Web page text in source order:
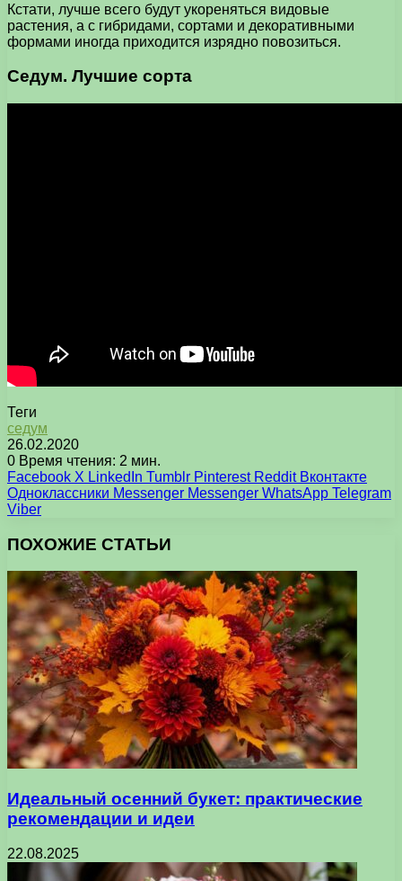
Кстати, лучше всего будут укореняться видовые
растения, а с гибридами, сортами и декоративными
формами иногда приходится изрядно повозиться.
Седум. Лучшие сорта
Теги
седум
26.02.2020
0 Время чтения: 2 мин.
Facebook X LinkedIn Tumblr Pinterest Reddit Вконтакте
Одноклассники Messenger Messenger WhatsApp Telegram
Viber
ПОХОЖИЕ СТАТЬИ
Идеальный осенний букет: практические
рекомендации и идеи
22.08.2025